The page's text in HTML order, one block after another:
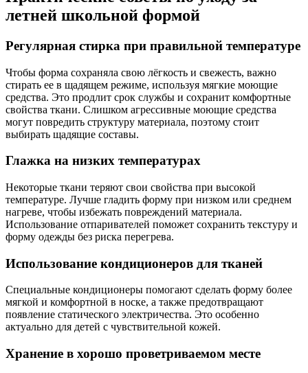
летней школьной формой
Регулярная стирка при правильной температуре
Чтобы форма сохраняла свою лёгкость и свежесть, важно
стирать ее в щадящем режиме, используя мягкие моющие
средства. Это продлит срок службы и сохранит комфортные
свойства ткани. Слишком агрессивные моющие средства
могут повредить структуру материала, поэтому стоит
выбирать щадящие составы.
Глажка на низких температурах
Некоторые ткани теряют свои свойства при высокой
температуре. Лучше гладить форму при низком или среднем
нагреве, чтобы избежать повреждений материала.
Использование отпаривателей поможет сохранить текстуру и
форму одежды без риска перегрева.
Использование кондиционеров для тканей
Специальные кондиционеры помогают сделать форму более
мягкой и комфортной в носке, а также предотвращают
появление статического электричества. Это особенно
актуально для детей с чувствительной кожей.
Хранение в хорошо проветриваемом месте